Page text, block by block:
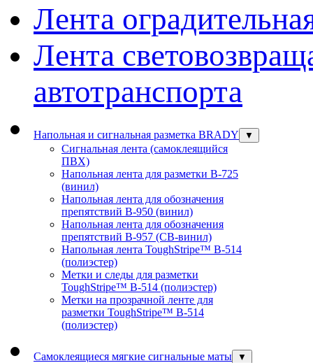
Лента
Лента
автотранспорта
Напольная и сигнальная разметка BRADY ▼
Сигнальная лента (самоклеящийся
ПВХ)
Напольная лента для разметки В-725
(винил)
Напольная лента для обозначения
препятствий В-950 (винил)
Напольная лента для обозначения
препятствий В-957 (СВ-винил)
Напольная лента ToughStripe™ В-514
(полиэстер)
Метки и следы для разметки
ToughStripe™ В-514 (полиэстер)
Метки на прозрачной ленте для
разметки ToughStripe™ В-514
(полиэстер)
Самоклеящиеся мягкие сигнальные маты ▼